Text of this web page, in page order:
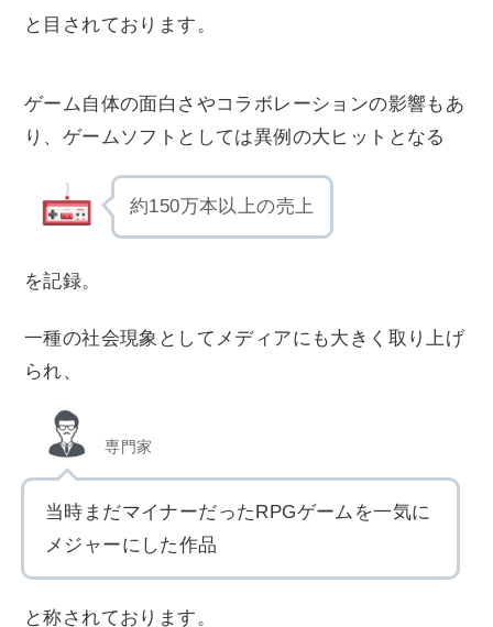
と目されております。
ゲーム自体の面白さやコラボレーションの影響もあ
り、ゲームソフトとしては異例の大ヒットとなる
約150万本以上の売上
を記録。
一種の社会現象としてメディアにも大きく取り上げ
られ、
専門家
当時まだマイナーだったRPGゲームを一気に
メジャーにした作品
と称されております。